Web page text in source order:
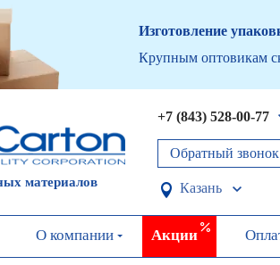
Изготовление
Крупным оптовикам
материалов
+7 (843) 528-00-77
Обратный звонок
Казань
О компании Акции